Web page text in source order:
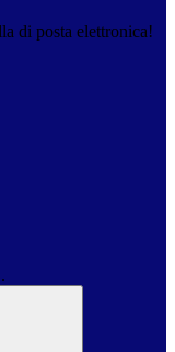
di posta elettronica!